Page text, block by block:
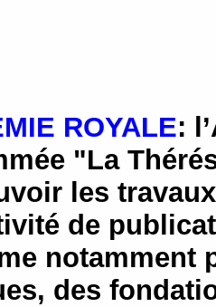
ROYALE:
"La
les
de
notamment
des